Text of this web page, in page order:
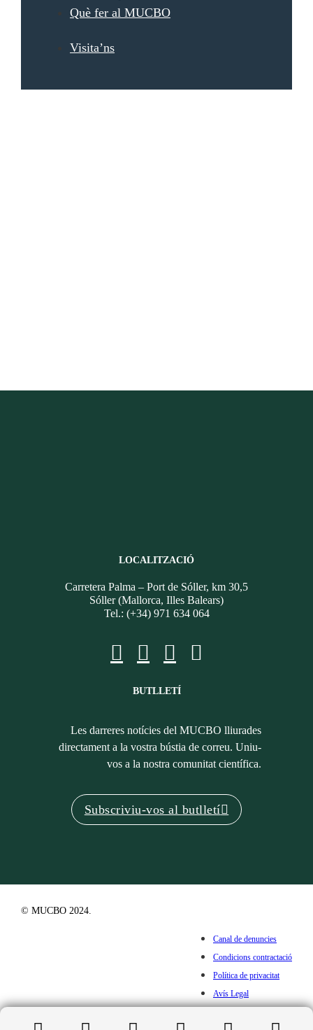
Què fer al MUCBO
Visita’ns
LOCALITZACIÓ
Carretera Palma – Port de Sóller, km 30,5
Sóller (Mallorca, Illes Balears)
Tel.: (+34) 971 634 064
BUTLLETÍ
Les darreres notícies del MUCBO lliurades
directament a la vostra bústia de correu. Uniu-
vos a la nostra comunitat científica.
Subscriviu-vos al butlletí
© MUCBO 2024.
Canal de denuncies
Condicions contractació
Política de privacitat
Avís Legal